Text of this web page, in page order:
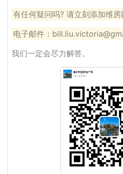
有任何疑问吗? 请立刻添加维
电子邮件：
我们一定会尽力解答。